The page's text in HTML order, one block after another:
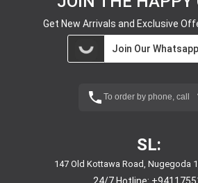
Get New Arrivals and Exclusive
Join Our
To order by phone, call
SL:
147 Old Kottawa Road, Nugegoda